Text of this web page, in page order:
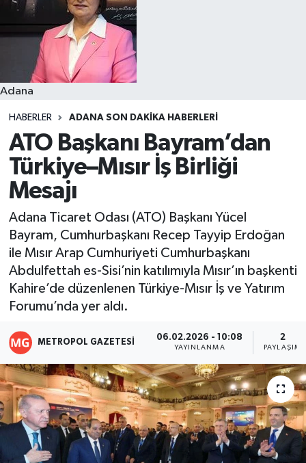
Adana
HABERLER ADANA SON DAKIKA HABERLERI
ATO Başkanı Bayram’dan
Türkiye–Mısır İş Birliği
Mesajı
Adana Ticaret Odası (ATO) Başkanı Yücel
Bayram, Cumhurbaşkanı Recep Tayyip Erdoğan
ile Mısır Arap Cumhuriyeti Cumhurbaşkanı
Abdulfettah es-Sisi’nin katılımıyla Mısır’ın başkenti
Kahire’de düzenlenen Türkiye-Mısır İş ve Yatırım
Forumu’nda yer aldı.
METROPOL GAZETESI 06.02.2026 - 10:08
YAYINLANMA
2
PAYLAŞIM
Resmi İlanlar